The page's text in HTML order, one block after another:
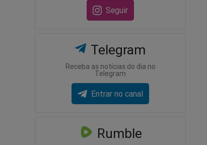
Seguir
Telegram
Receba as notícias do dia no
Telegram
Entrar no canal
Rumble